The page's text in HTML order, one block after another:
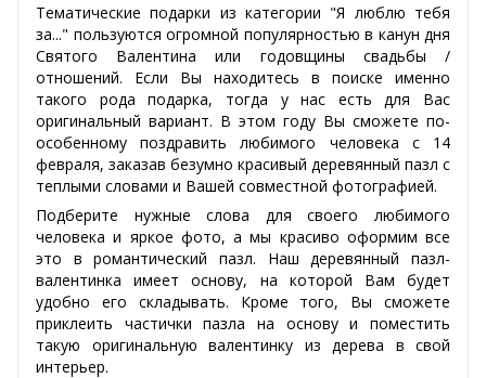
Тематические подарки из категории "Я люблю тебя
за..." пользуются огромной популярностью в канун дня
Святого Валентина или годовщины свадьбы /
отношений. Если Вы находитесь в поиске именно
такого рода подарка, тогда у нас есть для Вас
оригинальный вариант. В этом году Вы сможете по-
особенному поздравить любимого человека с 14
февраля, заказав безумно красивый деревянный пазл с
теплыми словами и Вашей совместной фотографией.
Подберите нужные слова для своего любимого
человека и яркое фото, а мы красиво оформим все
это в романтический пазл. Наш деревянный пазл-
валентинка имеет основу, на которой Вам будет
удобно его складывать. Кроме того, Вы сможете
приклеить частички пазла на основу и поместить
такую оригинальную валентинку из дерева в свой
интерьер.